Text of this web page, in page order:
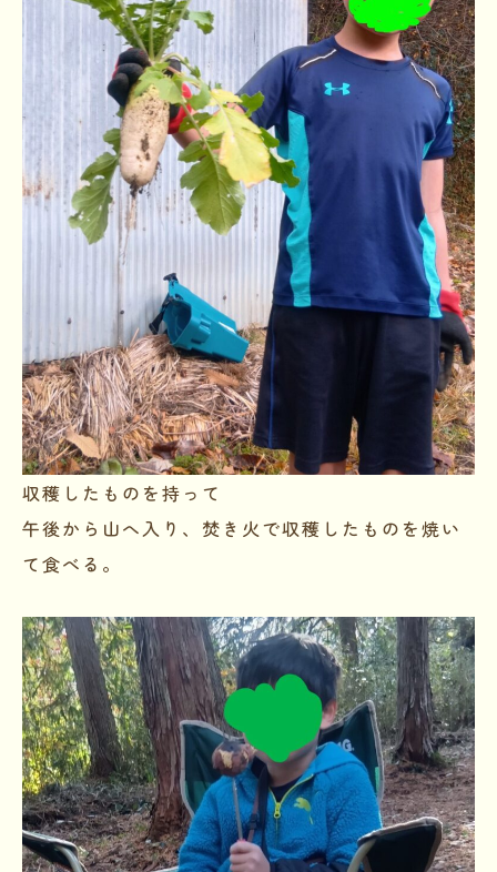
収穫したものを持って
午後から山へ入り、焚き火で収穫したものを焼い
て食べる。